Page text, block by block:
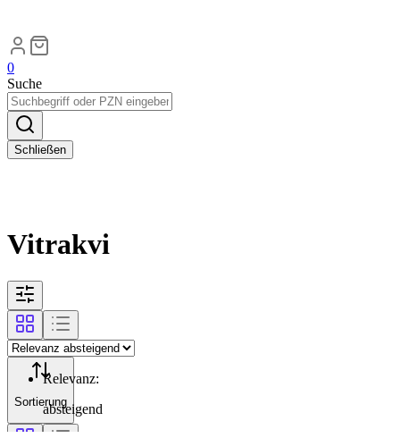
0
Suche
Schließen
Vitrakvi
Sortierung
Relevanz:
absteigend